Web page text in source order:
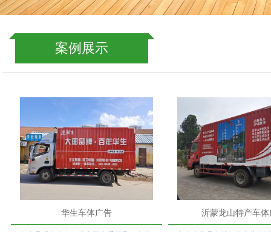
案例展示
华生车体广告 沂蒙龙山特产车体